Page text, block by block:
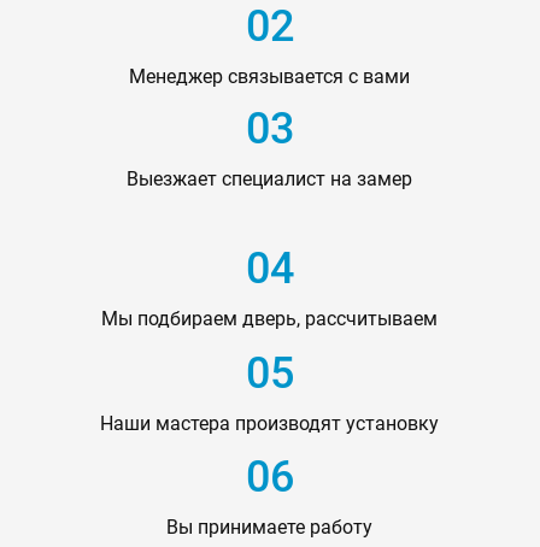
02
Менеджер связывается с вами
03
Выезжает специалист на замер
04
Мы подбираем дверь, рассчитываем
05
Наши мастера производят установку
06
Вы принимаете работу